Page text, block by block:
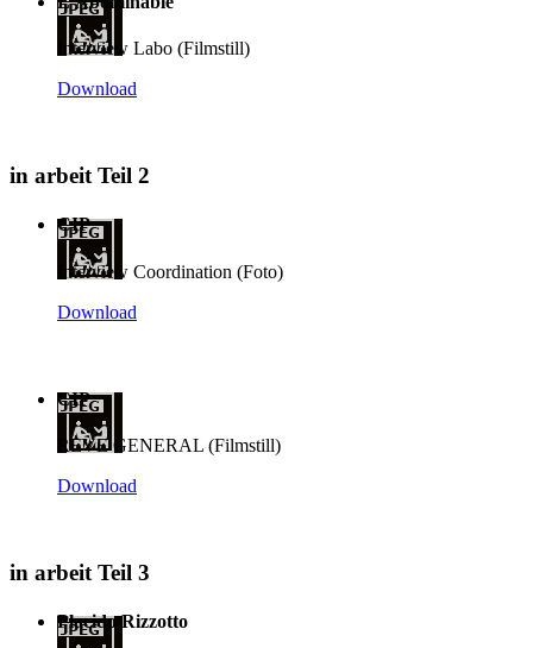
Interview Labo (Filmstill)
Download
in arbeit Teil 2
CIP
Interview Coordination (Foto)
Download
CIP
REVE GENERAL (Filmstill)
Download
in arbeit Teil 3
Placido Rizzotto